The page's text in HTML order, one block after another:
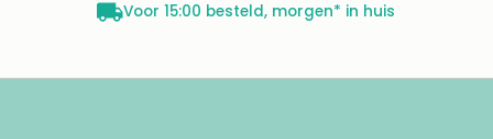
Voor 15:00 besteld, morgen* in huis